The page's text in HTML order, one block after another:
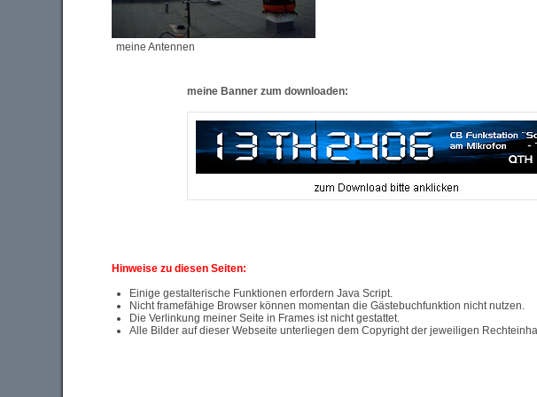
meine Antennen
meine Banner zum downloaden:
Hinweise zu diesen Seiten:
Einige gestalterische Funktionen erfordern Java Script.
Nicht framefähige Browser können momentan die Gästebuchfunktion nicht nutzen.
Die Verlinkung meiner Seite in Frames ist nicht gestattet.
Alle Bilder auf dieser Webseite unterliegen dem Copyright der jeweiligen